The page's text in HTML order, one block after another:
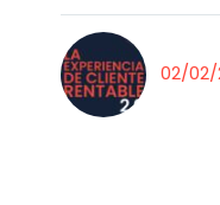
02/02/